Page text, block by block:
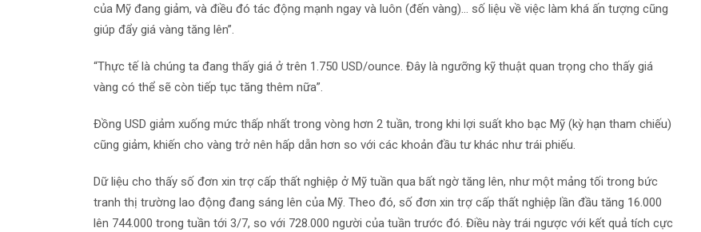
của Mỹ đang giảm, và điều đó tác động mạnh ngay và luôn (đến vàng)… số liệu về việc làm khá ấn tượng cũng
giúp đẩy giá vàng tăng lên”.
“Thực tế là chúng ta đang thấy giá ở trên 1.750 USD/ounce. Đây là ngưỡng kỹ thuật quan trọng cho thấy giá
vàng có thể sẽ còn tiếp tục tăng thêm nữa”.
Đồng USD giảm xuống mức thấp nhất trong vòng hơn 2 tuần, trong khi lợi suất kho bạc Mỹ (kỳ hạn tham chiếu)
cũng giảm, khiến cho vàng trở nên hấp dẫn hơn so với các khoản đầu tư khác như trái phiếu.
Dữ liệu cho thấy số đơn xin trợ cấp thất nghiệp ở Mỹ tuần qua bất ngờ tăng lên, như một mảng tối trong bức
tranh thị trường lao động đang sáng lên của Mỹ. Theo đó, số đơn xin trợ cấp thất nghiệp lần đầu tăng 16.000
lên 744.000 trong tuần tới 3/7, so với 728.000 người của tuần trước đó. Điều này trái ngược với kết quả tích cực